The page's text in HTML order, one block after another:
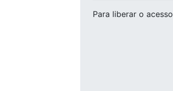
Para liberar o acesso